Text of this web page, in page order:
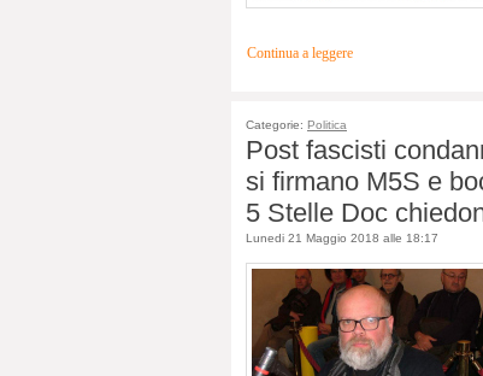
Continua a leggere
Categorie: Politica
Post fascisti
si firmano M5S e
5 Stelle Doc
Lunedi 21 Maggio 2018 alle 18:17